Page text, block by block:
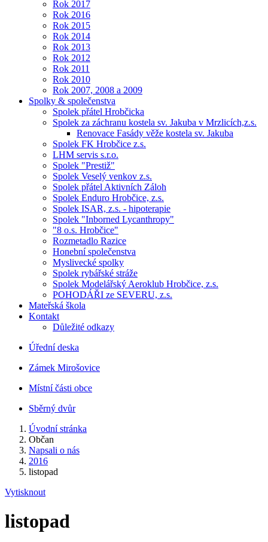
Rok 2017
Rok 2016
Rok 2015
Rok 2014
Rok 2013
Rok 2012
Rok 2011
Rok 2010
Rok 2007, 2008 a 2009
Spolky & společenstva
Spolek přátel Hrobčicka
Spolek za záchranu kostela sv. Jakuba v Mrzlicích,z.s.
Renovace Fasády věže kostela sv. Jakuba
Spolek FK Hrobčice z.s.
LHM servis s.r.o.
Spolek "Prestiž"
Spolek Veselý venkov z.s.
Spolek přátel Aktivních Záloh
Spolek Enduro Hrobčice, z.s.
Spolek ISAR, z.s. - hipoterapie
Spolek "Inborned Lycanthropy"
"8 o.s. Hrobčice"
Rozmetadlo Razice
Honební společenstva
Myslivecké spolky
Spolek rybářské stráže
Spolek Modelářský Aeroklub Hrobčice, z.s.
POHODÁŘI ze SEVERU, z.s.
Mateřská škola
Kontakt
Důležité odkazy
Úřední deska
Zámek Mirošovice
Místní části obce
Sběrný dvůr
Úvodní stránka
Občan
Napsali o nás
2016
listopad
Vytisknout
listopad